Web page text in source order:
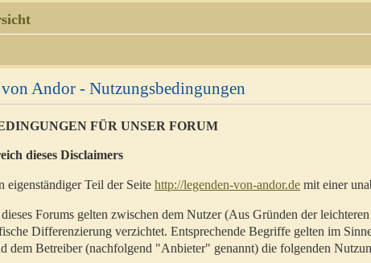
Andor - Nutzungsbedingungen
FÜR UNSER FORUM
dieses Disclaimers
eigenständiger Teil der Seite http://legenden-von-andor.de mit einer
Forums gelten zwischen dem Nutzer (Aus Gründen der
Differenzierung verzichtet. Entsprechende Begriffe gelten im
dem Betreiber (nachfolgend "Anbieter" genannt) die folgenden